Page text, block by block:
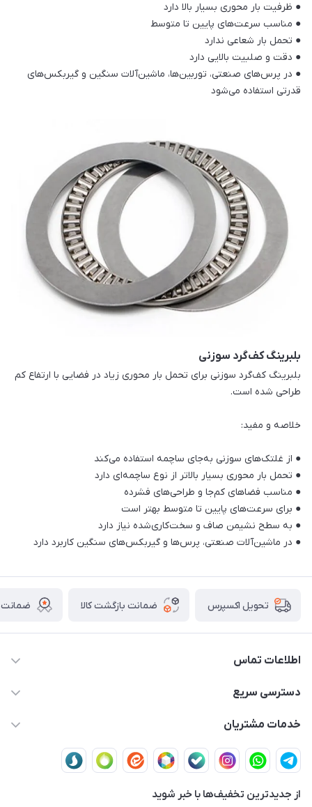
● ظرفیت بار محوری بسیار بالا دارد
● مناسب سرعت‌های پایین تا متوسط
● تحمل بار شعاعی ندارد
● دقت و صلبیت بالایی دارد
● در پرس‌های صنعتی، توربین‌ها، ماشین‌آلات سنگین و گیربکس‌های
قدرتی استفاده می‌شود
بلبرینگ کف‌گرد سوزنی
بلبرینگ کف‌گرد سوزنی برای تحمل بار محوری زیاد در فضایی با ارتفاع کم
طراحی شده است.
خلاصه و مفید:
● از غلتک‌های سوزنی به‌جای ساچمه استفاده می‌کند
● تحمل بار محوری بسیار بالاتر از نوع ساچمه‌ای دارد
● مناسب فضاهای کم‌جا و طراحی‌های فشرده
● برای سرعت‌های پایین تا متوسط بهتر است
● به سطح نشیمن صاف و سخت‌کاری‌شده نیاز دارد
● در ماشین‌آلات صنعتی، پرس‌ها و گیربکس‌های سنگین کاربرد دارد
تحویل اکسپرس ضمانت بازگشت کالا ضمانت
اطلاعات تماس
03591001161
دسترسی سریع
حساب کاربری
لیست محصولات
درباره ما
خدمات مشتریان
قوانین و مقررات
حریم خصوصی
راهنمای ثبت سفارش
از جدید‌ترین تخفیف‌ها با‌ خبر شوید